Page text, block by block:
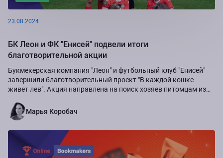
23.08.2024
БК Леон и ФК "Енисей" подвели итоги
благотворительной акции
Букмекерская компания "Леон" и футбольный клуб "Енисей"
завершили благотворительный проект "В каждой кошке
живет лев". Акция направлена на поиск хозяев питомцам из
Марья Коробач